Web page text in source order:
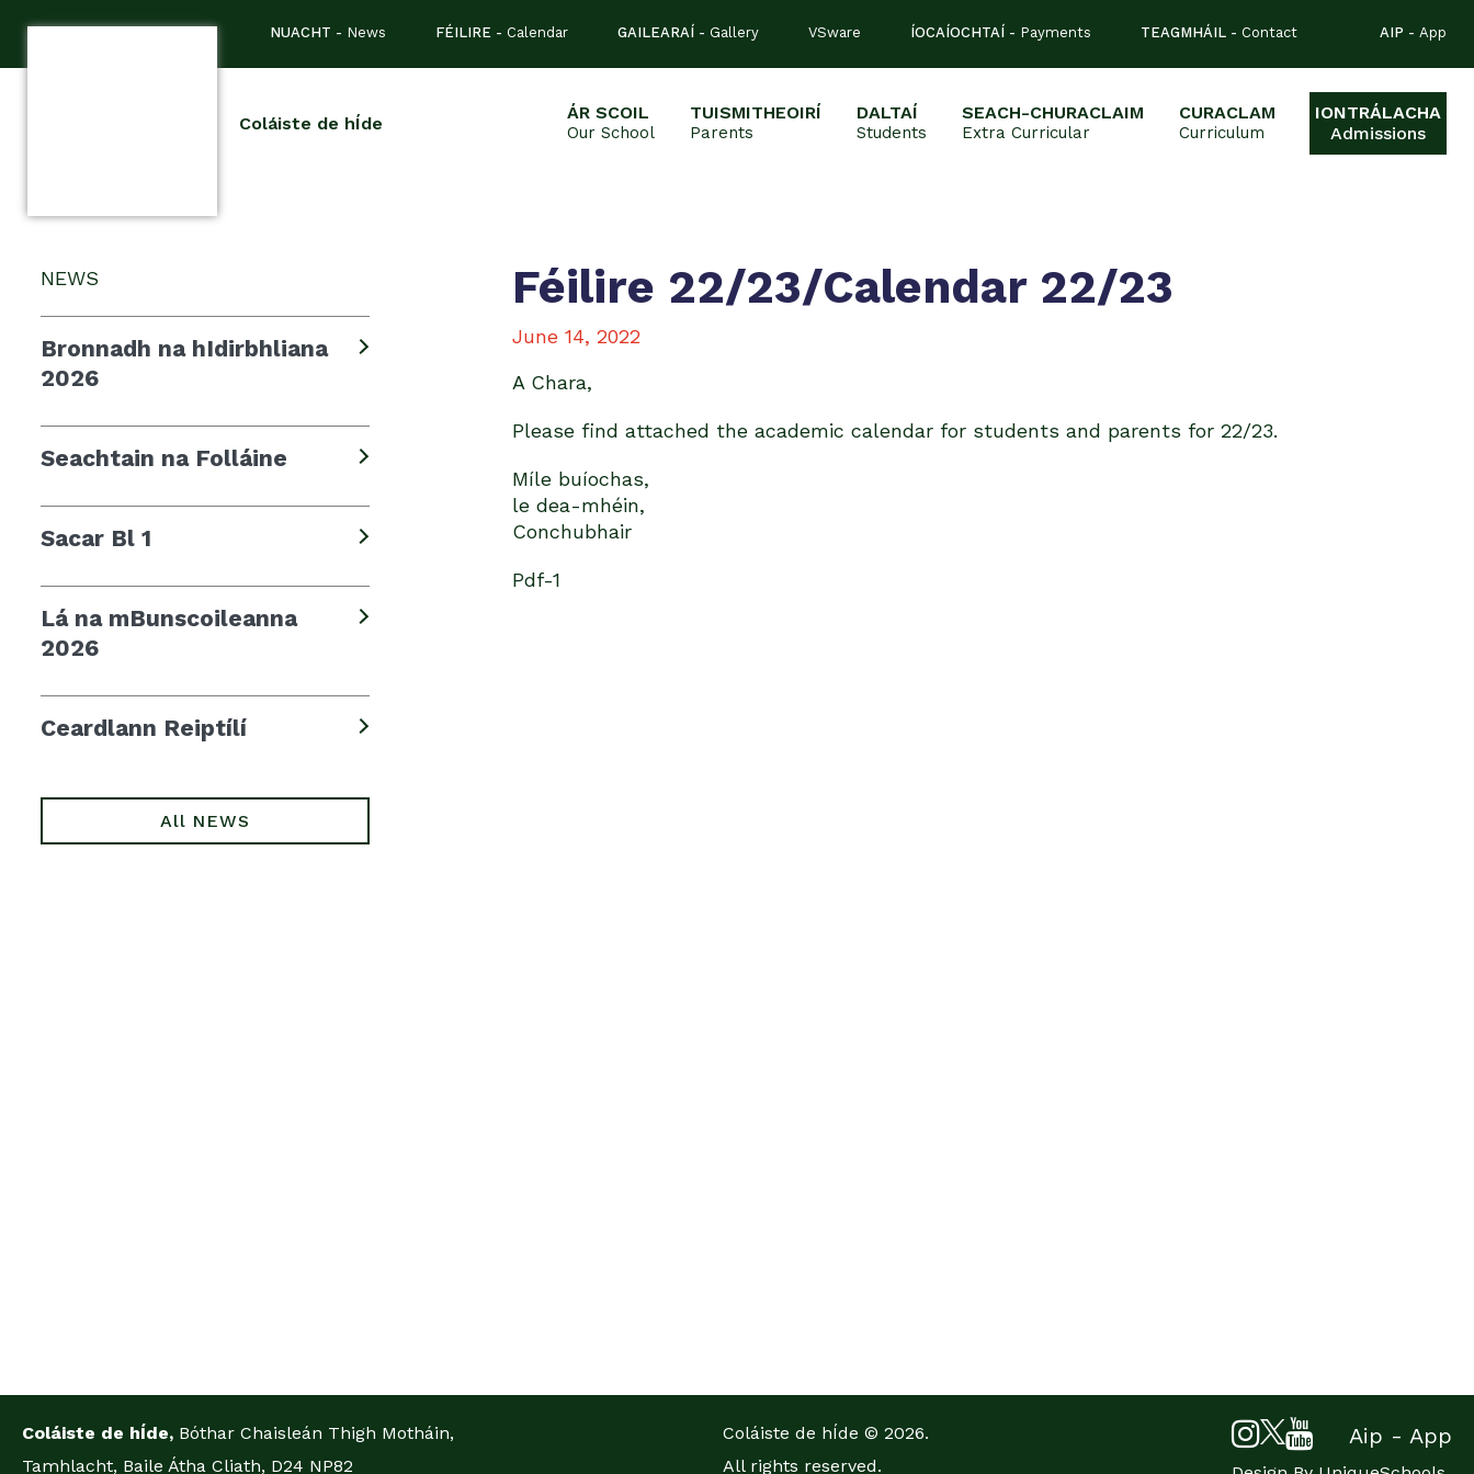
NUACHT - News FÉILIRE - Calendar GAILEARAÍ - Gallery VSware ÍOCAÍOCHTAÍ - Payments TEAGMHÁIL - Contact AIP - App
Coláiste de hÍde
ÁR SCOIL
Our School
TUISMITHEOIRÍ
Parents
DALTAÍ
Students
SEACH-CHURACLAIM
Extra Curricular
CURACLAM
Curriculum
IONTRÁLACHA
Admissions
NEWS
Bronnadh na hIdirbhliana
2026
Seachtain na Folláine
Sacar Bl 1
Lá na mBunscoileanna
2026
Ceardlann Reiptílí
All NEWS
Féilire 22/23/Calendar 22/23
June 14, 2022
A Chara,
Please find attached the academic calendar for students and parents for 22/23.
Míle buíochas,
le dea-mhéin,
Conchubhair
Pdf-1
Coláiste de hÍde, Bóthar Chaisleán Thigh Motháin,
Tamhlacht, Baile Átha Cliath, D24 NP82
Coláiste de hÍde © 2026.
All rights reserved.
Aip - App